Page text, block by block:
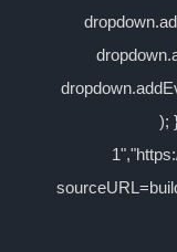
);